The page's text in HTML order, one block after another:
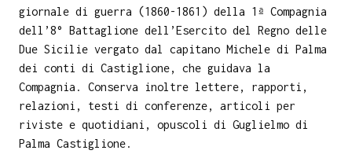
giornale di guerra (1860-1861) della 1ª Compagnia
dell’8° Battaglione dell’Esercito del Regno delle
Due Sicilie vergato dal capitano Michele di Palma
dei conti di Castiglione, che guidava la
Compagnia. Conserva inoltre lettere, rapporti,
relazioni, testi di conferenze, articoli per
riviste e quotidiani, opuscoli di Guglielmo di
Palma Castiglione.